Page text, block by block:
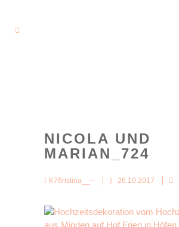
NICOLA UND
MARIAN_724
K76ristina__-- 26.10.2017